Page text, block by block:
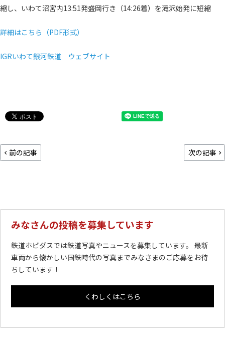
縮し、いわて沼宮内13:51発盛岡行き（14:26着）を滝沢始発に短縮
詳細はこちら（PDF形式）
IGRいわて銀河鉄道 ウェブサイト
前の記事 次の記事
みなさんの投稿を募集しています
鉄道ホビダスでは鉄道写真やニュースを募集しています。 最新
車両から懐かしい国鉄時代の写真までみなさまのご応募をお待
ちしています！
くわしくはこちら